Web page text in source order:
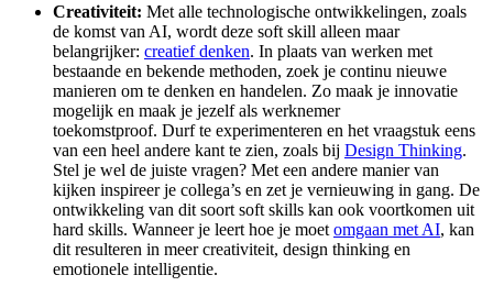
Creativiteit: Met alle technologische ontwikkelingen, zoals
de komst van AI, wordt deze soft skill alleen maar
belangrijker: creatief denken. In plaats van werken met
bestaande en bekende methoden, zoek je continu nieuwe
manieren om te denken en handelen. Zo maak je innovatie
mogelijk en maak je jezelf als werknemer
toekomstproof. Durf te experimenteren en het vraagstuk eens
van een heel andere kant te zien, zoals bij Design Thinking.
Stel je wel de juiste vragen? Met een andere manier van
kijken inspireer je collega’s en zet je vernieuwing in gang. De
ontwikkeling van dit soort soft skills kan ook voortkomen uit
hard skills. Wanneer je leert hoe je moet omgaan met AI, kan
dit resulteren in meer creativiteit, design thinking en
emotionele intelligentie.